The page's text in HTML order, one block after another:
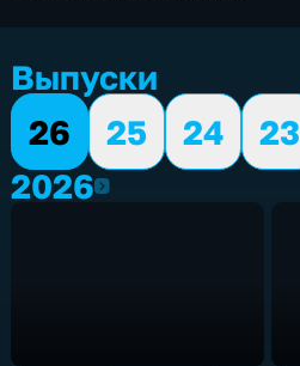
Выпуски
26
25 24 23
20262026